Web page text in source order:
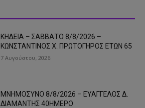
ΚΗΔΕΙΑ – ΣΑΒΒΑΤΟ 8/8/2026 –
ΚΩΝΣΤΑΝΤΙΝΟΣ Χ. ΠΡΩΤΟΓΗΡΟΣ ΕΤΩΝ 65
7 Αυγούστου, 2026
ΜΝΗΜΟΣΥΝΟ 8/8/2026 – ΕΥΑΓΓΕΛΟΣ Δ.
ΔΙΑΜΑΝΤΗΣ 40ΗΜΕΡΟ